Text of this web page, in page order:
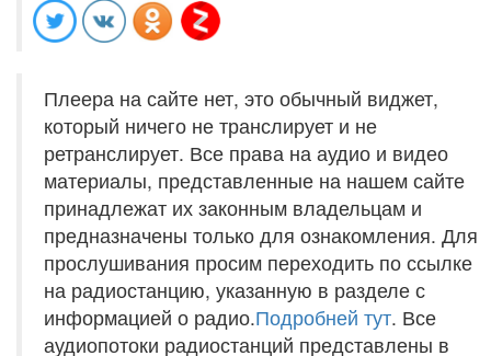
Плеера на сайте нет, это обычный виджет,
который ничего не транслирует и не
ретранслирует. Все права на аудио и видео
материалы, представленные на нашем сайте
принадлежат их законным владельцам и
предназначены только для ознакомления. Для
прослушивания просим переходить по ссылке
на радиостанцию, указанную в разделе с
информацией о радио.Подробней тут. Все
аудиопотоки радиостанций представлены в